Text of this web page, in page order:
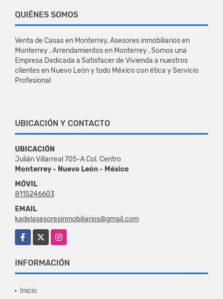
QUIÉNES SOMOS
Venta de Casas en Monterrey, Asesores inmobiliarios en
Monterrey , Arrendamientos en Monterrey , Somos una
Empresa Dedicada a Satisfacer de Vivienda a nuestros
clientes en Nuevo León y todo México con ética y Servicio
Profesional
UBICACIÓN Y CONTACTO
UBICACIÓN
Julián Villarreal 705-A Col. Centro
Monterrey - Nuevo León - México
MÓVIL
8115246603
EMAIL
kadelasesoresinmobiliarios@gmail.com
Facebook
Instagram
INFORMACIÓN
Inicio